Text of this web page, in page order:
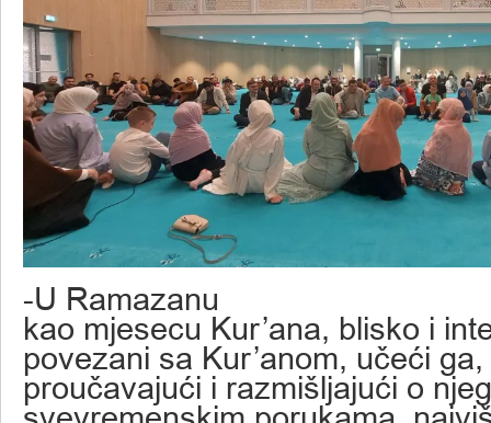
-U Ramazanu
kao mjesecu Kur’ana, blisko i
povezani sa Kur’anom, učeći ga,
proučavajući i razmišljajući o